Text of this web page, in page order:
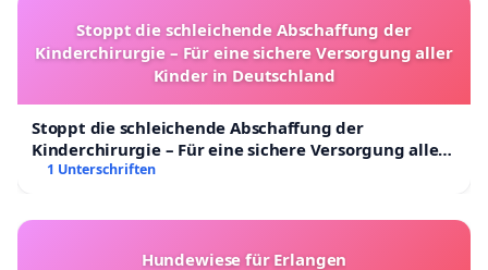
Stoppt die schleichende Abschaffung der
Kinderchirurgie – Für eine sichere Versorgung aller
Kinder in Deutschland
Stoppt die schleichende Abschaffung der
Kinderchirurgie – Für eine sichere Versorgung aller
Kinder in Deutschland
1 Unterschriften
Hundewiese für Erlangen